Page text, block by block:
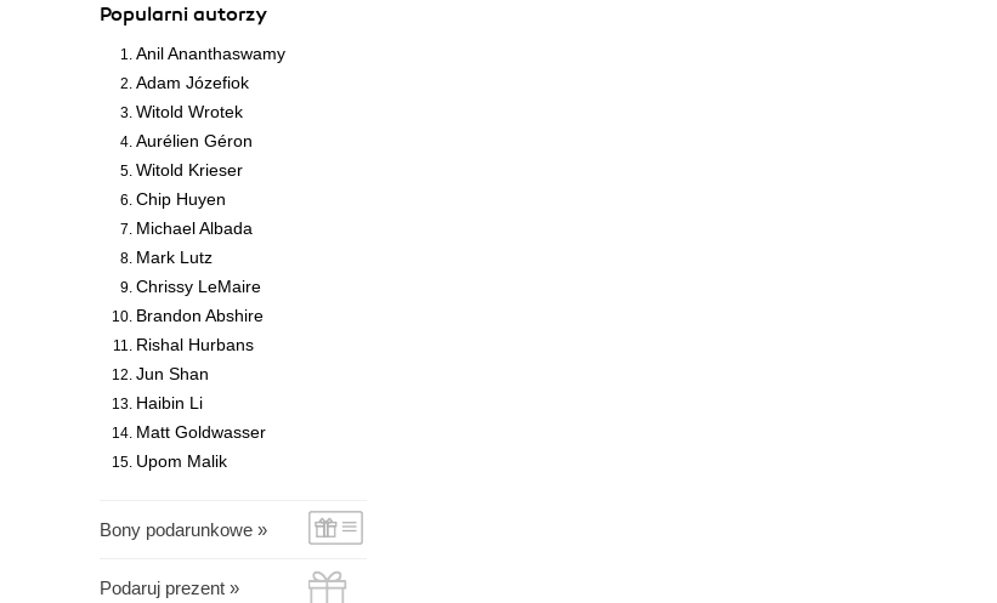
Popularni autorzy
Anil Ananthaswamy
Adam Józefiok
Witold Wrotek
Aurélien Géron
Witold Krieser
Chip Huyen
Michael Albada
Mark Lutz
Chrissy LeMaire
Brandon Abshire
Rishal Hurbans
Jun Shan
Haibin Li
Matt Goldwasser
Upom Malik
Bony podarunkowe »
Podaruj prezent »